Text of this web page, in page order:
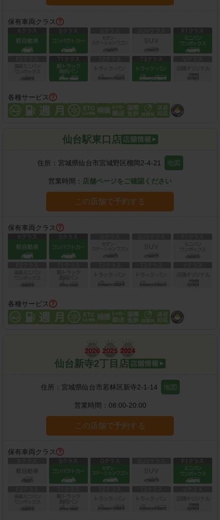
保有車両クラス
各種サービス
仙台駅東口店
住所： 宮城県仙台市宮城野区榴岡2-4-21 地図
営業時間： 店舗ページをご確認ください
この店舗で予約する
保有車両クラス
各種サービス
仙台新寺2丁目店
住所： 宮城県仙台市若林区新寺2-1-14 地図
営業時間： 08:00-20:00
この店舗で予約する
保有車両クラス